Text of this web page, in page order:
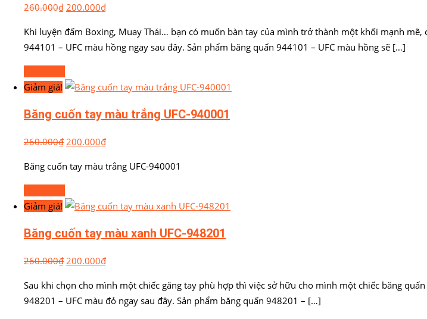
260.000₫ 200.000₫
Khi luyện đấm Boxing, Muay Thái… bạn có muốn bàn tay của mình trở thành một khối mạnh
944101 – UFC màu hồng ngay sau đây. Sản phẩm băng quấn 944101 – UFC màu hồng sẽ […]
Giảm giá!
Băng cuốn tay màu trắng UFC-940001
260.000₫ 200.000₫
Băng cuốn tay màu trắng UFC-940001
Giảm giá!
Băng cuốn tay màu xanh UFC-948201
260.000₫ 200.000₫
Sau khi chọn cho mình một chiếc găng tay phù hợp thì việc sở hữu cho mình một chiếc băng
948201 – UFC màu đỏ ngay sau đây. Sản phẩm băng quấn 948201 – […]